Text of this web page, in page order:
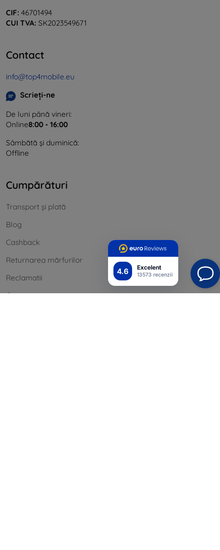
4.6 Excelent
13573 recenzii
CIF: 46701494
CUI TVA: SK2023549671
Contact
info@top4mobile.eu
Scrieți-ne
De luni până vineri:
Online8:00 - 16:00
Sâmbătă și duminică:
Offline
Cumpărături
Transport și plată
Blog
Cashback
Returnarea mărfurilor
Reclamatii
Contact